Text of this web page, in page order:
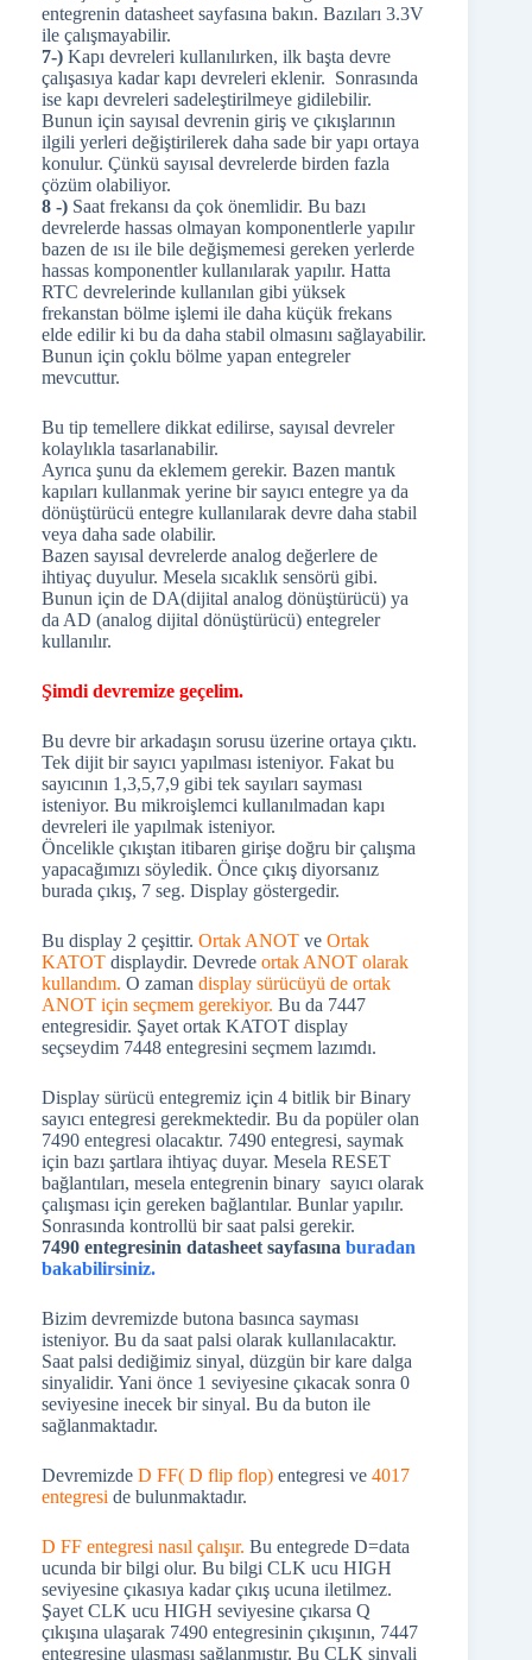
entegrenin datasheet sayfasına bakın. Bazıları 3.3V
ile çalışmayabilir.
7-) Kapı devreleri kullanılırken, ilk başta devre
çalışasıya kadar kapı devreleri eklenir. Sonrasında
ise kapı devreleri sadeleştirilmeye gidilebilir.
Bunun için sayısal devrenin giriş ve çıkışlarının
ilgili yerleri değiştirilerek daha sade bir yapı ortaya
konulur. Çünkü sayısal devrelerde birden fazla
çözüm olabiliyor.
8 -) Saat frekansı da çok önemlidir. Bu bazı
devrelerde hassas olmayan komponentlerle yapılır
bazen de ısı ile bile değişmemesi gereken yerlerde
hassas komponentler kullanılarak yapılır. Hatta
RTC devrelerinde kullanılan gibi yüksek
frekanstan bölme işlemi ile daha küçük frekans
elde edilir ki bu da daha stabil olmasını sağlayabilir.
Bunun için çoklu bölme yapan entegreler
mevcuttur.
Bu tip temellere dikkat edilirse, sayısal devreler
kolaylıkla tasarlanabilir.
Ayrıca şunu da eklemem gerekir. Bazen mantık
kapıları kullanmak yerine bir sayıcı entegre ya da
dönüştürücü entegre kullanılarak devre daha stabil
veya daha sade olabilir.
Bazen sayısal devrelerde analog değerlere de
ihtiyaç duyulur. Mesela sıcaklık sensörü gibi.
Bunun için de DA(dijital analog dönüştürücü) ya
da AD (analog dijital dönüştürücü) entegreler
kullanılır.
Şimdi devremize geçelim.
Bu devre bir arkadaşın sorusu üzerine ortaya çıktı.
Tek dijit bir sayıcı yapılması isteniyor. Fakat bu
sayıcının 1,3,5,7,9 gibi tek sayıları sayması
isteniyor. Bu mikroişlemci kullanılmadan kapı
devreleri ile yapılmak isteniyor.
Öncelikle çıkıştan itibaren girişe doğru bir çalışma
yapacağımızı söyledik. Önce çıkış diyorsanız
burada çıkış, 7 seg. Display göstergedir.
Bu display 2 çeşittir. Ortak ANOT ve Ortak
KATOT displaydir. Devrede ortak ANOT olarak
kullandım. O zaman display sürücüyü de ortak
ANOT için seçmem gerekiyor. Bu da 7447
entegresidir. Şayet ortak KATOT display
seçseydim 7448 entegresini seçmem lazımdı.
Display sürücü entegremiz için 4 bitlik bir Binary
sayıcı entegresi gerekmektedir. Bu da popüler olan
7490 entegresi olacaktır. 7490 entegresi, saymak
için bazı şartlara ihtiyaç duyar. Mesela RESET
bağlantıları, mesela entegrenin binary sayıcı olarak
çalışması için gereken bağlantılar. Bunlar yapılır.
Sonrasında kontrollü bir saat palsi gerekir.
7490 entegresinin datasheet sayfasına buradan
bakabilirsiniz.
Bizim devremizde butona basınca sayması
isteniyor. Bu da saat palsi olarak kullanılacaktır.
Saat palsi dediğimiz sinyal, düzgün bir kare dalga
sinyalidir. Yani önce 1 seviyesine çıkacak sonra 0
seviyesine inecek bir sinyal. Bu da buton ile
sağlanmaktadır.
Devremizde D FF( D flip flop) entegresi ve 4017
entegresi de bulunmaktadır.
D FF entegresi nasıl çalışır. Bu entegrede D=data
ucunda bir bilgi olur. Bu bilgi CLK ucu HIGH
seviyesine çıkasıya kadar çıkış ucuna iletilmez.
Şayet CLK ucu HIGH seviyesine çıkarsa Q
çıkışına ulaşarak 7490 entegresinin çıkışının, 7447
entegresine ulaşması sağlanmıştır. Bu CLK sinyali